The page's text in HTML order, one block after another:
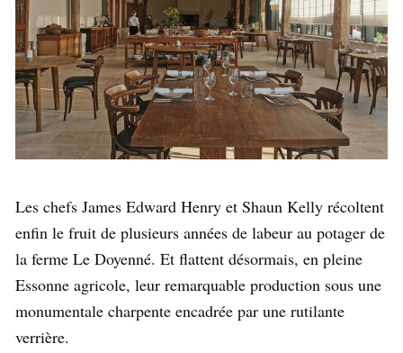
Les chefs James Edward Henry et Shaun Kelly récoltent
enfin le fruit de plusieurs années de labeur au potager de
la ferme Le Doyenné. Et flattent désormais, en pleine
Essonne agricole, leur remarquable production sous une
monumentale charpente encadrée par une rutilante
verrière.